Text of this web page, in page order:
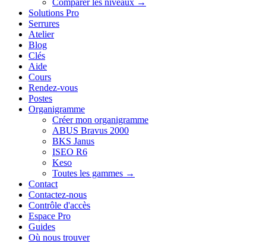
Solutions Pro
Serrures
Atelier
Blog
Clés
Aide
Cours
Rendez-vous
Postes
Organigramme
Créer mon organigramme
ABUS Bravus 2000
BKS Janus
ISEO R6
Keso
Toutes les gammes →
Contact
Contactez-nous
Contrôle d'accès
Espace Pro
Guides
Où nous trouver